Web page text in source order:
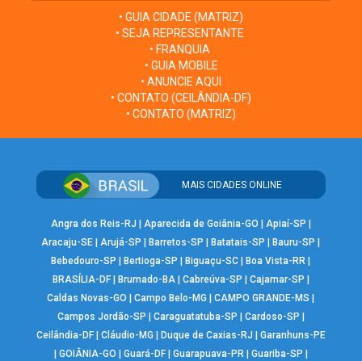
• GUIA CIDADE (MATRIZ)
• SEJA REPRESENTANTE
• FRANQUIA
• GUIA MOBILE
• ANUNCIE AQUI
• CONTATO (CEILÂNDIA-DF)
• CONTATO (MATRIZ)
MAIS CIDADES ONLINE
Angra dos Reis-RJ Aparecida de Goiânia-GO Apiaí-SP
Aracaju-SE |Arujá-SP Barretos-SP Batatais-SP Bauru-SP
Bebedouro-SP
Bertioga-SP Biguaçu-SC Boa Vista-RR
BRASÍLIA-DF| Brumado-BA| Cabreúva-SP Cajamar-SP
Caldas Novas-GO
|Campo Belo-MG |CAMPO GRANDE-MS
Campos Jordão-SP
Caraguatatuba-SP Cardoso-SP
Ceilândia-DF| Cláudio-MG Duque de Caxias-RJ
Garanhuns-PE
GOIÂNIA-GO Guará-DF| Guarapuava-PR| Guariba-SP